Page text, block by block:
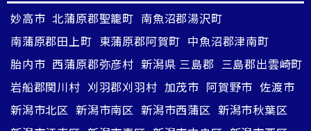
妙高市 北蒲原郡聖籠町 南魚沼郡湯沢町
南蒲原郡田上町 東蒲原郡阿賀町 中魚沼郡津南町
胎内市 西蒲原郡弥彦村 新潟県 三島郡 三島郡出雲崎町
岩船郡関川村 刈羽郡刈羽村 加茂市 阿賀野市 佐渡市
新潟市北区 新潟市南区 新潟市西蒲区 新潟市秋葉区